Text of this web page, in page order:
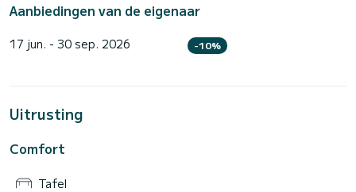
Aanbiedingen van de eigenaar
17 jun. - 30 sep. 2026 -10%
Uitrusting
Comfort
Tafel